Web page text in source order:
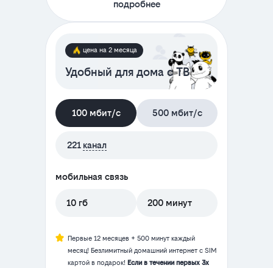
подробнее
цена на 2 месяца
Удобный для дома с ТВ
100 мбит/с 500 мбит/с
221 канал
мобильная связь
10 гб 200 минут
Первые 12 месяцев + 500 минут каждый
месяц! Безлимитный домашний интернет с SIM
картой в подарок! Если в течении первых 3х